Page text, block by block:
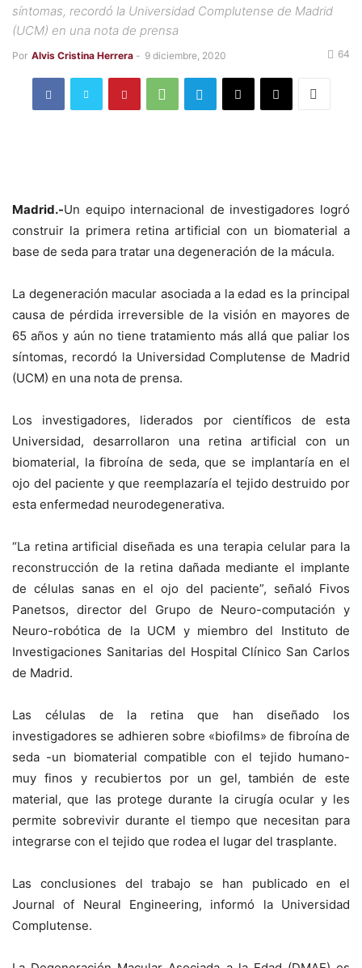
síntomas, recordó la Universidad Complutense de Madrid
(UCM) en una nota de prensa
Por Alvis Cristina Herrera - 9 diciembre, 2020 64
Madrid.-Un equipo internacional de investigadores logró
construir la primera retina artificial con un biomaterial a
base de seda para tratar una degeneración de la mácula.
La degeneración macular asociada a la edad es la principal
causa de pérdida irreversible de la visión en mayores de
65 años y aún no tiene tratamiento más allá que paliar los
síntomas, recordó la Universidad Complutense de Madrid
(UCM) en una nota de prensa.
Los investigadores, liderados por científicos de esta
Universidad, desarrollaron una retina artificial con un
biomaterial, la fibroína de seda, que se implantaría en el
ojo del paciente y que reemplazaría el tejido destruido por
esta enfermedad neurodegenerativa.
“La retina artificial diseñada es una terapia celular para la
reconstrucción de la retina dañada mediante el implante
de células sanas en el ojo del paciente”, señaló Fivos
Panetsos, director del Grupo de Neuro-computación y
Neuro-robótica de la UCM y miembro del Instituto de
Investigaciones Sanitarias del Hospital Clínico San Carlos
de Madrid.
Las células de la retina que han diseñado los
investigadores se adhieren sobre «biofilms» de fibroína de
seda -un biomaterial compatible con el tejido humano-
muy finos y recubiertos por un gel, también de este
material, que las protege durante la cirugía ocular y les
permite sobrevivir durante el tiempo que necesitan para
integrarse con el tejido que rodea el lugar del trasplante.
Las conclusiones del trabajo se han publicado en el
Journal of Neural Engineering, informó la Universidad
Complutense.